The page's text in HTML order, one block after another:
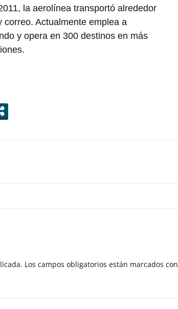
la aerolínea transportó alrededor
Actualmente emplea a
y opera en 300 destinos en más
Los campos obligatorios están marcados con